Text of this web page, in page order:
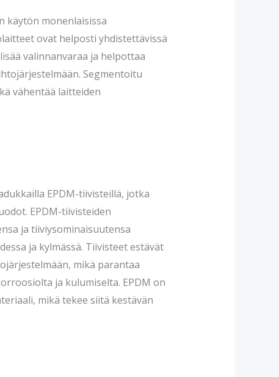
käytön monenlaisissa
ovat helposti yhdistettävissä
valinnanvaraa ja helpottaa
Segmentoitu
vähentää laitteiden
EPDM-tiivisteillä, jotka
EPDM-tiivisteiden
ja tiiviysominaisuutensa
ja kylmässä. Tiivisteet estävät
mikä parantaa
ja kulumiselta. EPDM on
mikä tekee siitä kestävän